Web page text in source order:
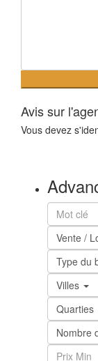
Avis sur
Vous devez
Vente /
Type du
Villes
Quarties
Nombre